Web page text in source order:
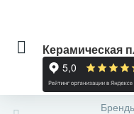
Керамическая